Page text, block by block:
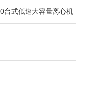
台式低速大容量离心机